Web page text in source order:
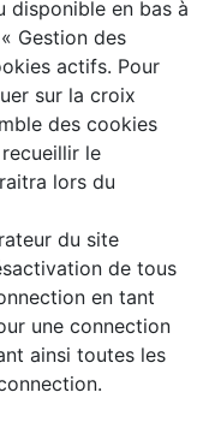
disponible en bas à
Gestion des
actifs. Pour
sur la croix
des cookies
le
lors du
du site
de tous
en tant
une connection
ainsi toutes les